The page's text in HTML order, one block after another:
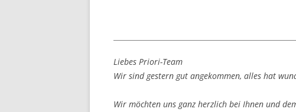
Liebes Priori-Team
Wir sind gestern gut angekommen, alles hat
Wir möchten uns ganz herzlich bei Ihnen und